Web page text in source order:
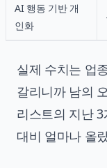
AI 행동 기반 개
인화
실제 수치는 업
갈리니까 남의
리스트의 지난
대비 얼마나 올